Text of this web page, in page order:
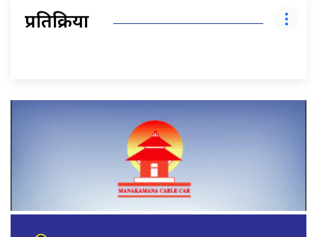
प्रतिक्रिया